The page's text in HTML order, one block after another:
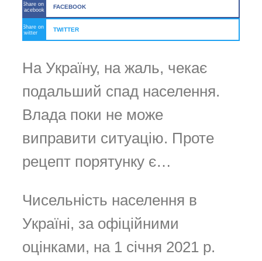
Share on
facebook
FACEBOOK
Share on
twitter
TWITTER
На Україну, на жаль, чекає
подальший спад населення.
Влада поки не може
виправити ситуацію. Проте
рецепт порятунку є…
Чисельність населення в
Україні, за офіційними
оцінками, на 1 січня 2021 р.